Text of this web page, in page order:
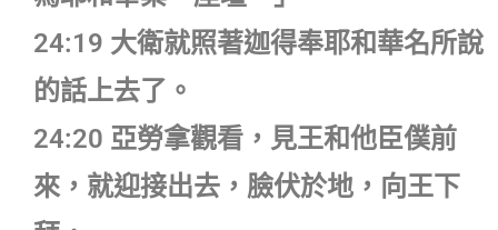
24:19 大衛就照著迦得奉耶和華名所說
的話上去了。
24:20 亞勞拿觀看，見王和他臣僕前
來，就迎接出去，臉伏於地，向王下